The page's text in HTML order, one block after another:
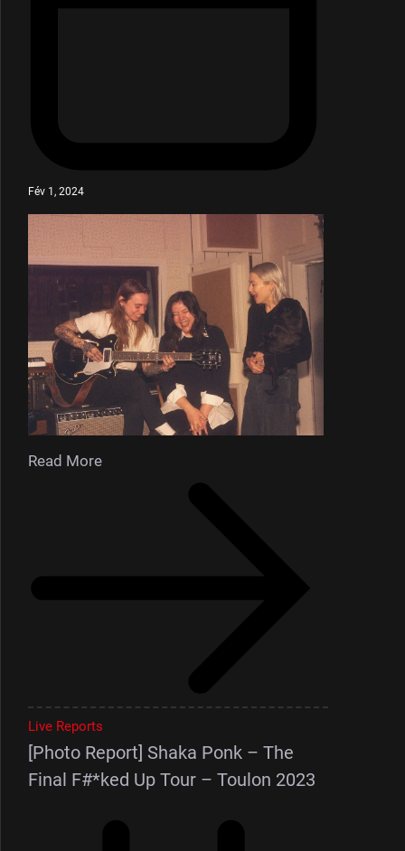
Fév 1, 2024
Read More
Live Reports
[Photo Report] Shaka Ponk – The
Final F#*ked Up Tour – Toulon 2023